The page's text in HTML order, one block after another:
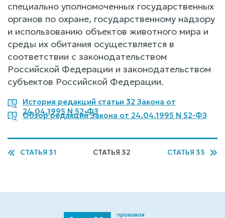
специально уполномоченных государственных
органов по охране, государственному надзору
и использованию объектов животного мира и
среды их обитания осуществляется в
соответствии с законодательством
Российской Федерации и законодательством
субъектов Российской Федерации.
История редакций статьи 32 Закона от
24.04.1995 N 52-ФЗ
Обзор редакций Закона от 24.04.1995 N 52-ФЗ
СТАТЬЯ 31 СТАТЬЯ 32 СТАТЬЯ 33